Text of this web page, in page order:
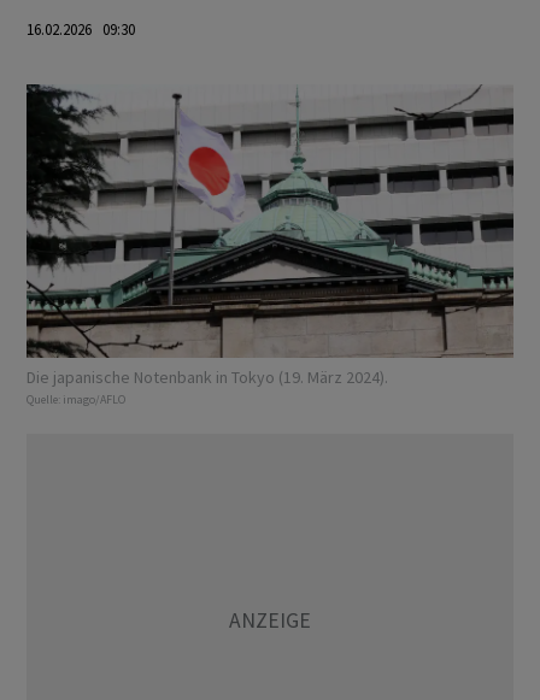
16.02.2026 09:30
Die japanische Notenbank in Tokyo (19. März 2024).
Quelle: imago/AFLO